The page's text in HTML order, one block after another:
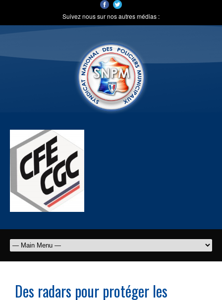
Suivez nous sur nos autres médias :
Des radars pour protéger les